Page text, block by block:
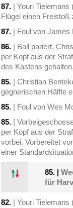
87. | Youri
Flügel einen Freistoß
87. | Foul von James
86. | Ball pariert.
per Kopf aus der
des Kastens gehalten.
85. | Christian
gegnerischen Hälfte
85. | Foul von Wes
85. |
per Kopf aus der
vorbei. Vorbereitet
einer
85. |
für
82. | Youri